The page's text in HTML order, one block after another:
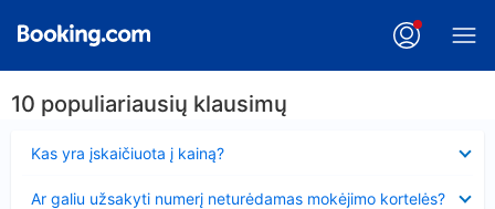
10 populiariausių klausimų
Kas yra įskaičiuota į kainą?
Ar galiu užsakyti numerį neturėdamas mokėjimo kortelės?